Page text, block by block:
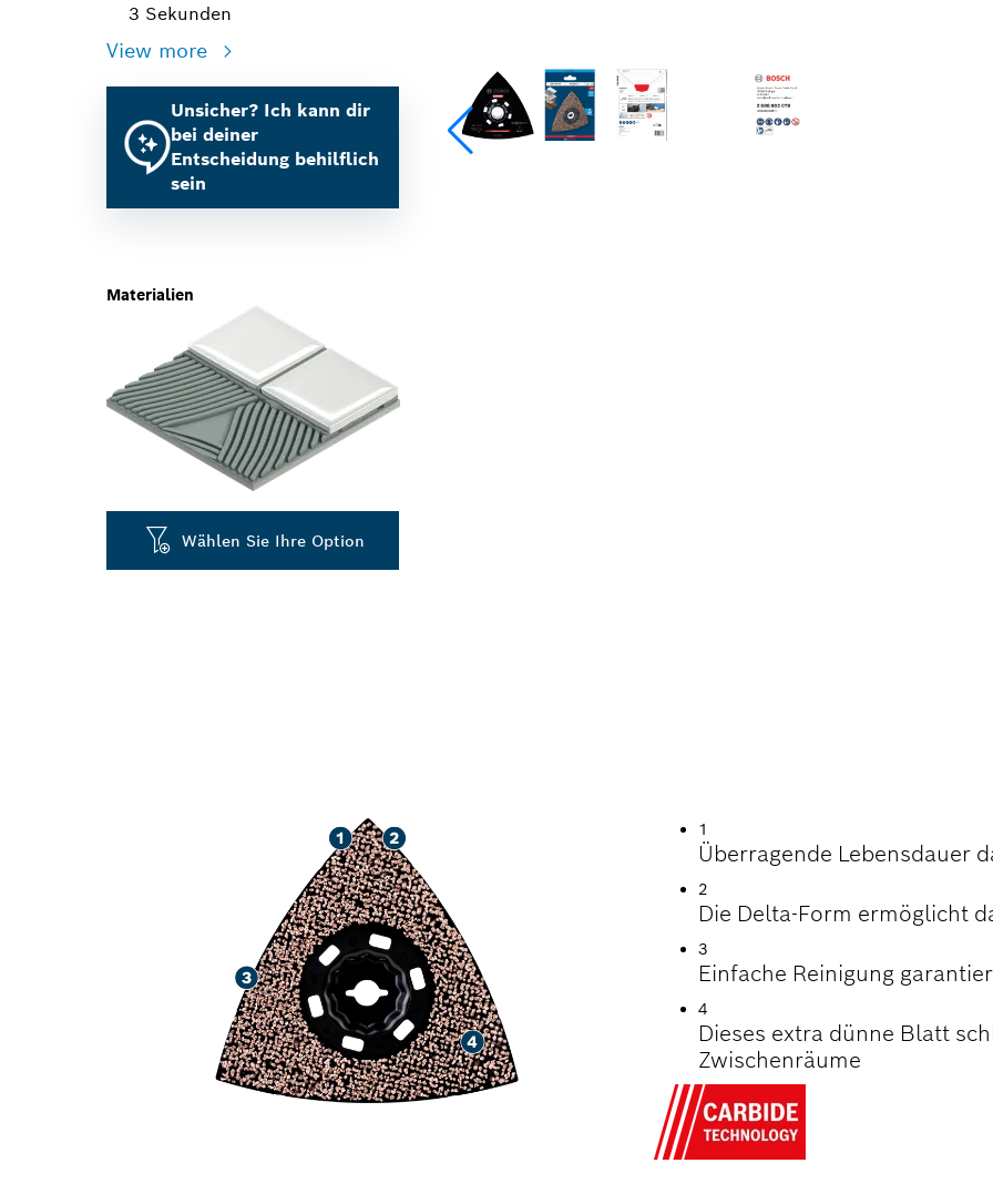
3 Sekunden
View more
Unsicher? Ich kann dir
bei deiner
Entscheidung behilflich
sein
Materialien
Wählen Sie Ihre Option
1
Überragende Lebensdauer
2
Die Delta-Form ermöglicht
3
Einfache Reinigung
4
Dieses extra dünne Blatt
Zwischenräume